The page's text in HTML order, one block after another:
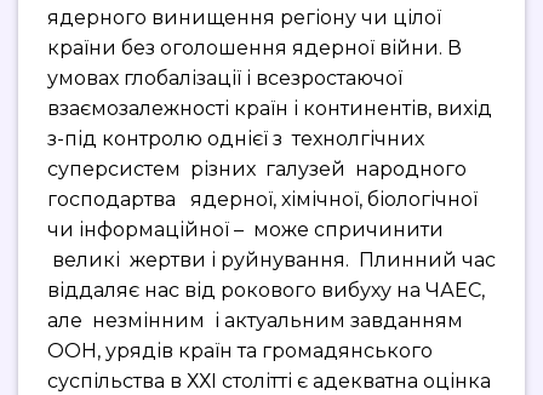
ядерного винищення регіону чи цілої
країни без оголошення ядерної війни. В
умовах глобалізації і всезростаючої
взаємозалежності країн і континентів, вихід
з-під контролю однієї з технолгічних
суперсистем різних галузей народного
господартва ядерної, хімічної, біологічної
чи інформаційної – може спричинити
великі жертви і руйнування. Плинний час
віддаляє нас від рокового вибуху на ЧАЕС,
але незмінним і актуальним завданням
ООН, урядів країн та громадянського
суспільства в ХХІ столітті є адекватна оцінка